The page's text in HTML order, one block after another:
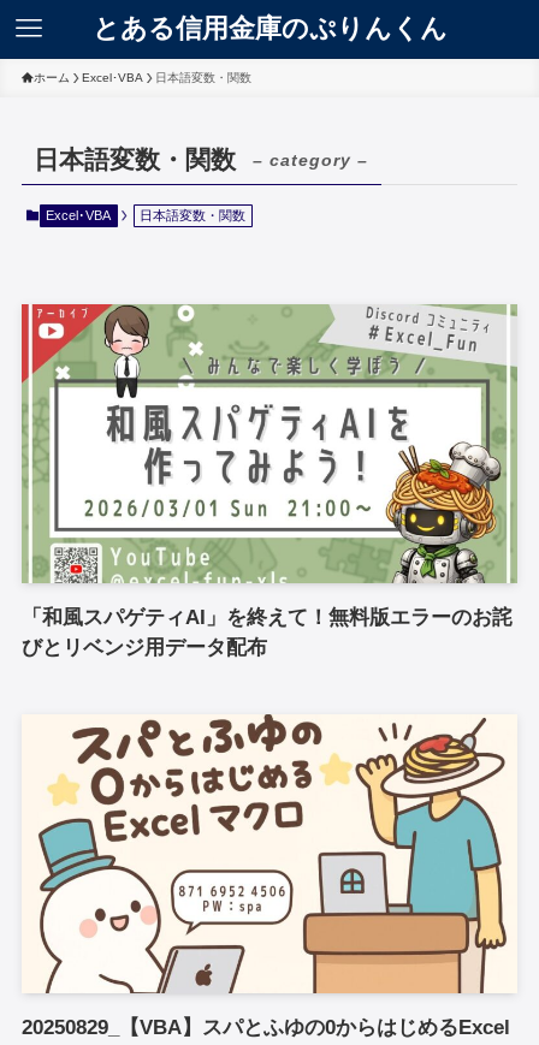
とある信用金庫のぷりんくん
ホーム Excel･VBA 日本語変数・関数
日本語変数・関数 – category –
Excel･VBA 日本語変数・関数
「和風スパゲティAI」を終えて！無料版エラーのお詫
びとリベンジ用データ配布
20250829_【VBA】スパとふゆの0からはじめるExcel